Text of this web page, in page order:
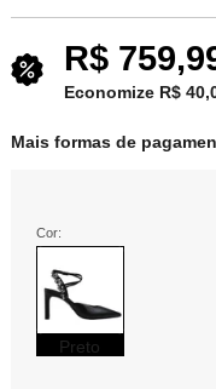
R$
Economize R$
Mais formas de
Cor:
Preto